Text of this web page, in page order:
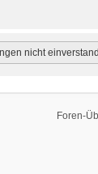
Foren-